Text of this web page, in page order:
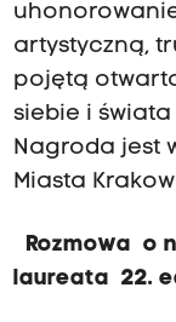
artystyczną,
pojętą
siebie i
Nagroda jest
Miasta
Rozmowa o
laureata 22.